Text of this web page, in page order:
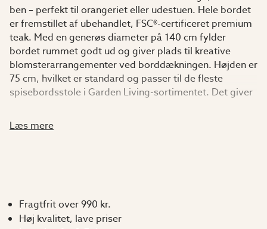
ben – perfekt til orangeriet eller udestuen. Hele bordet
er fremstillet af ubehandlet, FSC®-certificeret premium
teak. Med en generøs diameter på 140 cm fylder
bordet rummet godt ud og giver plads til kreative
blomsterarrangementer ved borddækningen. Højden er
75 cm, hvilket er standard og passer til de fleste
spisebordsstole i Garden Living-sortimentet. Det giver
flottest!
skovbrug. Vi har valgt teak, fordi det er et fantastisk
ædeltræ til fremstilling af udendørsmøbler. Garden
Læs mere
Fragtfrit over 990 kr.
Høj kvalitet, lave priser